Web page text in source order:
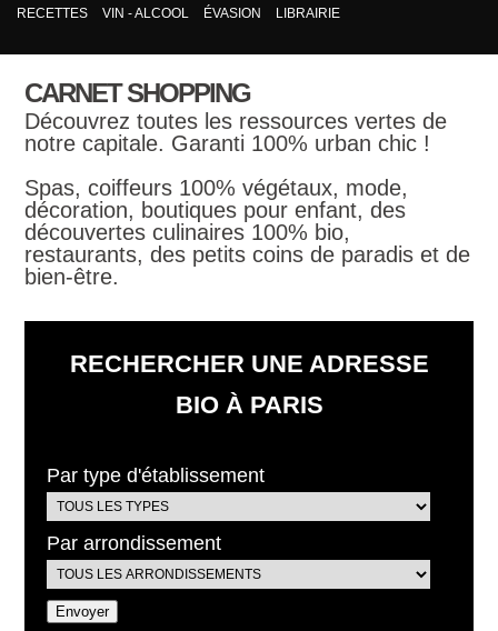
RECETTES VIN - ALCOOL ÉVASION LIBRAIRIE
CARNET SHOPPING
Découvrez toutes les ressources vertes de
notre capitale. Garanti 100% urban chic !
Spas, coiffeurs 100% végétaux, mode,
décoration, boutiques pour enfant, des
découvertes culinaires 100% bio,
restaurants, des petits coins de paradis et de
bien-être.
RECHERCHER UNE ADRESSE
BIO À PARIS
Par type d'établissement
Par arrondissement